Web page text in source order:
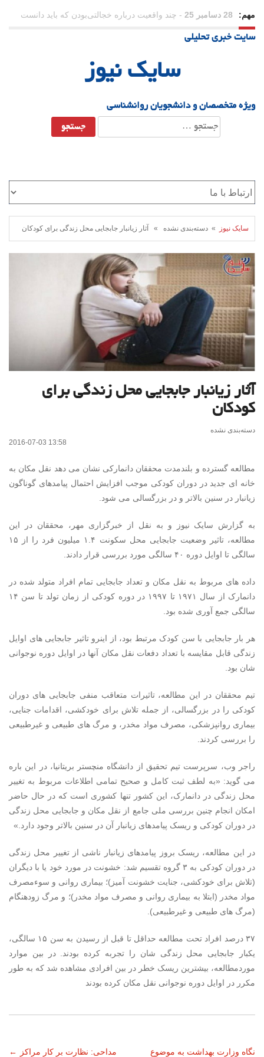
مهم: 25 دسامبر 25 - تنش در خانه، موفقیت در کار!
سایت خبری تحلیلی
سایک نیوز
ویژه متخصصان و دانشجویان روانشناسی
جستجو
برای:
سایک نیوز » دسته‌بندی نشده » آثار زیانبار جابجایی محل زندگی برای کودکان
آثار زیانبار جابجایی محل زندگی برای
کودکان
دسته‌بندی نشده
2016-07-03 13:58
مطالعه گسترده و بلندمدت محققان دانمارکی نشان می دهد نقل مکان به
خانه ای جدید در دوران کودکی موجب افزایش احتمال پیامدهای گوناگون
زیانبار در سنین بالاتر و در بزرگسالی می شود.
به گزارش سایک نیوز و به نقل از خبرگزاری مهر، محققان در این
مطالعه، تاثیر وضعیت جابجایی محل سکونت ۱.۴ میلیون فرد را از ۱۵
سالگی تا اوایل دوره ۴۰ سالگی مورد بررسی قرار دادند.
داده های مربوط به نقل مکان و تعداد جابجایی تمام افراد متولد شده در
دانمارک از سال ۱۹۷۱ تا ۱۹۹۷ در دوره کودکی از زمان تولد تا سن ۱۴
سالگی جمع آوری شده بود.
هر بار جابجایی با سن کودک مرتبط بود، از اینرو تاثیر جابجایی های اوایل
زندگی قابل مقایسه با تعداد دفعات نقل مکان آنها در اوایل دوره نوجوانی
شان بود.
تیم محققان در این مطالعه، تاثیرات متعاقب منفی جابجایی های دوران
کودکی را در بزرگسالی، از جمله تلاش برای خودکشی، اقدامات جنایی،
بیماری روانپزشکی، مصرف مواد مخدر، و مرگ های طبیعی و غیرطبیعی
را بررسی کردند.
راجر وب، سرپرست تیم تحقیق از دانشگاه منچستر بریتانیا، در این باره
می گوید: «به لطف ثبت کامل و صحیح تمامی اطلاعات مربوط به تغییر
محل زندگی در دانمارک، این کشور تنها کشوری است که در حال حاضر
امکان انجام چنین بررسی ملی جامع از نقل مکان و جابجایی محل زندگی
در دوران کودکی و ریسک پیامدهای زیانبار آن در سنین بالاتر وجود دارد.»
در این مطالعه، ریسک بروز پیامدهای زیانبار ناشی از تغییر محل زندگی
در دوران کودکی به ۳ گروه تقسیم شد: خشونت در مورد خود یا با دیگران
(تلاش برای خودکشی، جنایت خشونت آمیز)؛ بیماری روانی و سوءمصرف
مواد مخدر (ابتلا به بیماری روانی و مصرف مواد مخدر)؛ و مرگ زودهنگام
(مرگ های طبیعی و غیرطبیعی).
۳۷ درصد افراد تحت مطالعه حداقل تا قبل از رسیدن به سن ۱۵ سالگی،
یکبار جابجایی محل زندگی شان را تجربه کرده بودند. در بین موارد
موردمطالعه، بیشترین ریسک خطر در بین افرادی مشاهده شد که به طور
مکرر در اوایل دوره نوجوانی نقل مکان کرده بودند
← مداحی: نظارت بر کار مراکز نگاه وزارت بهداشت به موضوع